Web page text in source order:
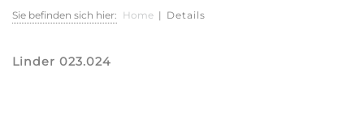
Sie befinden sich hier: Home | Details
Linder 023.024